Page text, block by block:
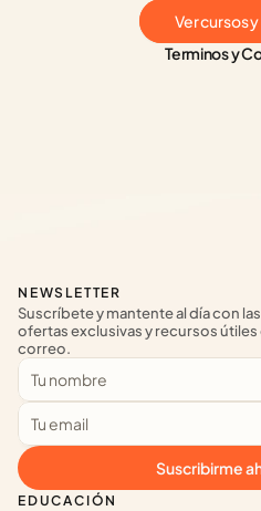
Ver cursos
Terminos y
EDUCACIÓN
NEWSLETTER
Suscríbete y mantente al día con
ofertas exclusivas y recursos
correo.
Suscribirme